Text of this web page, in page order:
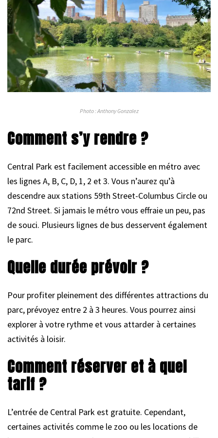
Photo : Anthony Gonzalez
Comment s’y rendre ?
Central Park est facilement accessible en métro avec
les lignes A, B, C, D, 1, 2 et 3. Vous n’aurez qu’à
descendre aux stations 59th Street-Columbus Circle ou
72nd Street. Si jamais le métro vous effraie un peu, pas
de souci. Plusieurs lignes de bus desservent également
le parc.
Quelle durée prévoir ?
Pour profiter pleinement des différentes attractions du
parc, prévoyez entre 2 à 3 heures. Vous pourrez ainsi
explorer à votre rythme et vous attarder à certaines
activités à loisir.
Comment réserver et à quel
tarif ?
L’entrée de Central Park est gratuite. Cependant,
certaines activités comme le zoo ou les locations de